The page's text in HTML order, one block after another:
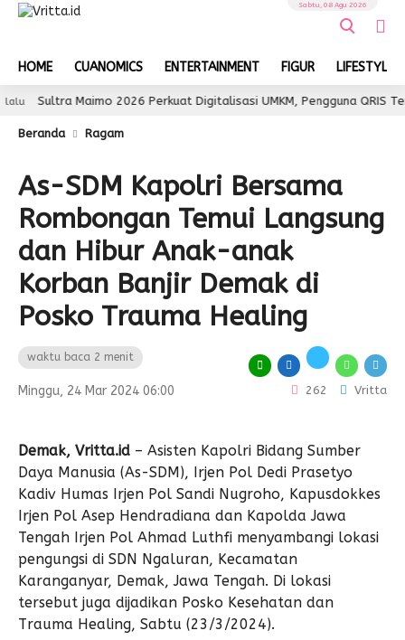
HOME CUANOMICS ENTERTAINMENT FIGUR LIFESTYLE
Sabtu, 08 Agu 2026
Maimo 2026 Perkuat Digitalisasi UMKM, Pengguna QRIS Tembus
Beranda Ragam
As-SDM Kapolri Bersama
Rombongan Temui Langsung
dan Hibur Anak-anak
Korban Banjir Demak di
Posko Trauma Healing
waktu baca 2 menit
Minggu, 24 Mar 2024 06:00 262 Vritta
Demak, Vritta.id – Asisten Kapolri Bidang Sumber
Daya Manusia (As-SDM), Irjen Pol Dedi Prasetyo
Kadiv Humas Irjen Pol Sandi Nugroho, Kapusdokkes
Irjen Pol Asep Hendradiana dan Kapolda Jawa
Tengah Irjen Pol Ahmad Luthfi menyambangi lokasi
pengungsi di SDN Ngaluran, Kecamatan
Karanganyar, Demak, Jawa Tengah. Di lokasi
tersebut juga dijadikan Posko Kesehatan dan
Trauma Healing, Sabtu (23/3/2024).